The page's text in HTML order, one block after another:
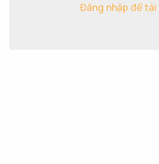
Đăng nhập để